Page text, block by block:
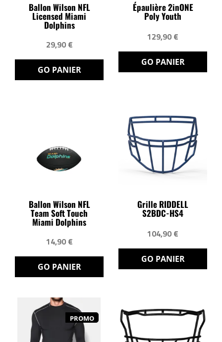
Ballon Wilson NFL
Licensed Miami
Dolphins
29,90 €
GO PANIER
Épaulière 2inONE
Poly Youth
129,90 €
GO PANIER
Ballon Wilson NFL
Team Soft Touch
Miami Dolphins
14,90 €
GO PANIER
Grille RIDDELL
S2BDC-HS4
104,90 €
GO PANIER
PROMO